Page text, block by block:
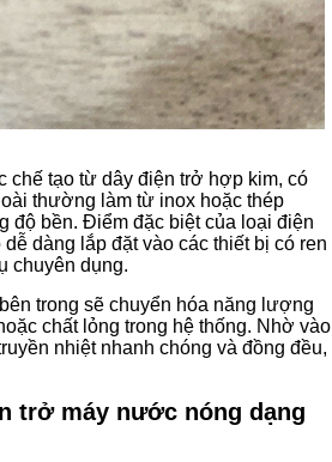
tạo từ dây điện trở hợp kim, có
thường làm từ inox hoặc thép
độ bền. Điểm đặc biệt của loại điện
dàng lắp đặt vào các thiết bị có ren
chuyên dụng.
trong sẽ chuyển hóa năng lượng
chất lỏng trong hệ thống. Nhờ vào
nhiệt nhanh chóng và đồng đều,
trở máy nước nóng dạng